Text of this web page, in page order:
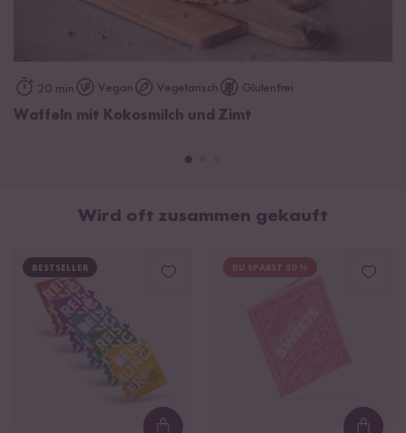
20 min Vegan Vegetarisch Glutenfrei
Waffeln mit Kokosmilch und Zimt
Wird oft zusammen gekauft
BESTSELLER DU SPARST 50 %